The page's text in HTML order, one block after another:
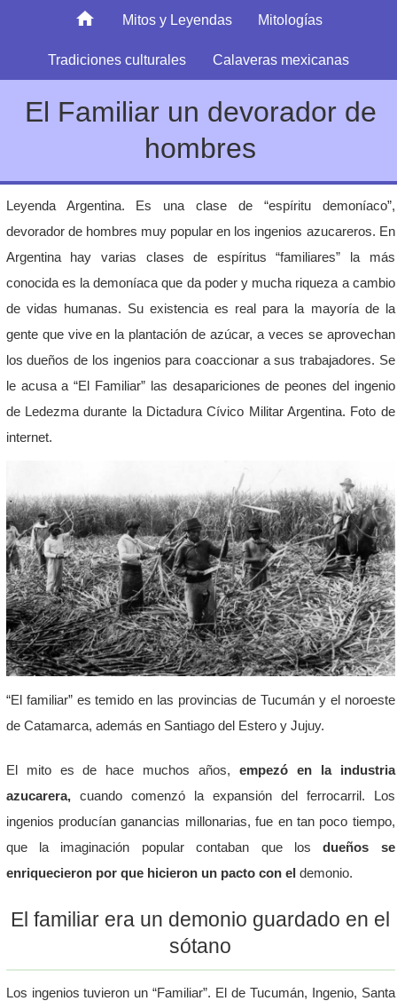
Mitos y Leyendas Mitologías
Tradiciones culturales Calaveras mexicanas
El Familiar un devorador de
hombres
Leyenda Argentina. Es una clase de “espíritu demoníaco”,
devorador de hombres muy popular en los ingenios azucareros. En
Argentina hay varias clases de espíritus “familiares” la más
conocida es la demoníaca que da poder y mucha riqueza a cambio
de vidas humanas. Su existencia es real para la mayoría de la
gente que vive en la plantación de azúcar, a veces se aprovechan
los dueños de los ingenios para coaccionar a sus trabajadores. Se
le acusa a “El Familiar” las desapariciones de peones del ingenio
de Ledezma durante la Dictadura Cívico Militar Argentina. Foto de
internet.
“El familiar” es temido en las provincias de Tucumán y el noroeste
de Catamarca, además en Santiago del Estero y Jujuy.
El mito es de hace muchos años,empezó en la industria
azucarera,cuando comenzó la expansión del ferrocarril. Los
ingenios producían ganancias millonarias, fue en tan poco tiempo,
que la imaginación popular contaban que losdueños se
enriquecieron por que hicieron un pacto con el demonio.
El familiar era un demonio guardado en el
sótano
Los ingenios tuvieron un “Familiar”. El de Tucumán, Ingenio, Santa